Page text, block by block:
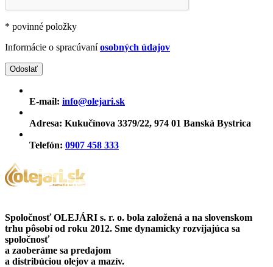
* povinné položky
Informácie o spracúvaníosobných údajov
E-mail: info@olejari.sk
Adresa: Kukučínova 3379/22, 974 01 Banská Bystrica
Telefón: 0907 458 333
Spoločnosť OLEJÁRI s. r. o. bola založená a na slovenskom
trhu pôsobí od roku 2012. Sme dynamicky rozvíjajúca sa
spoločnosť
a zaoberáme sa predajom
a distribúciou olejov a mazív.